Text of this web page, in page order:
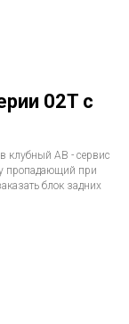
02T с
клубный АВ - сервис
пропадающий при
блок задних